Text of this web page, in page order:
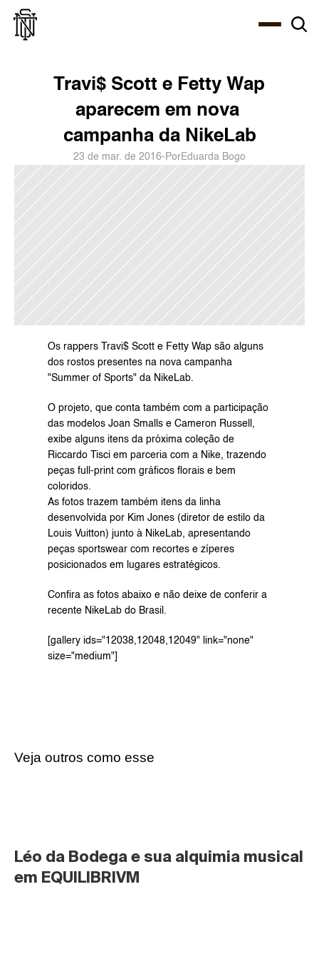
Travi$ Scott e Fetty Wap
aparecem em nova
campanha da NikeLab
23 de mar. de 2016- PorEduarda Bogo
Os rappers Travi$ Scott e Fetty Wap são alguns
dos rostos presentes na nova campanha
"Summer of Sports" da NikeLab.
O projeto, que conta também com a participação
das modelos Joan Smalls e Cameron Russell,
exibe alguns itens da próxima coleção de
Riccardo Tisci em parceria com a Nike, trazendo
peças full-print com gráficos florais e bem
coloridos.
As fotos trazem também itens da linha
desenvolvida por Kim Jones (diretor de estilo da
Louis Vuitton) junto à NikeLab, apresentando
peças sportswear com recortes e zíperes
posicionados em lugares estratégicos.
Confira as fotos abaixo e não deixe de conferir a
recente NikeLab do Brasil.
[gallery ids="12038,12048,12049" link="none"
size="medium"]
Veja outros como esse
Léo da Bodega e sua alquimia musical
em EQUILIBRIVM